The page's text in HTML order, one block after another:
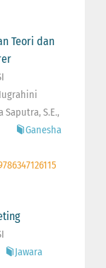
Teori dan
Saputra, S.E.,
Ganesha
Jawara